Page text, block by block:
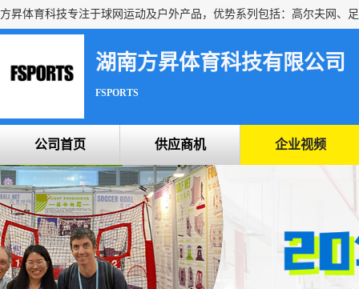
湖南方昇体育科技有限公司
FSPORTS
公司首页 供应商机 企业视频